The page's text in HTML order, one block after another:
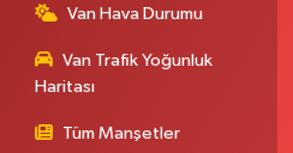
Van Hava Durumu
Van Trafik Yoğunluk
Haritası
Tüm Manşetler